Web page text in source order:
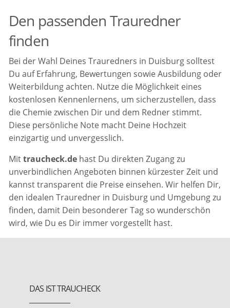
Den passenden Trauredner
finden
Bei der Wahl Deines Trauredners in Duisburg solltest
Du auf Erfahrung, Bewertungen sowie Ausbildung oder
Weiterbildung achten. Nutze die Möglichkeit eines
kostenlosen Kennenlernens, um sicherzustellen, dass
die Chemie zwischen Dir und dem Redner stimmt.
Diese persönliche Note macht Deine Hochzeit
einzigartig und unvergesslich.
Mittraucheck.de hast Du direkten Zugang zu
unverbindlichen Angeboten binnen kürzester Zeit und
kannst transparent die Preise einsehen. Wir helfen Dir,
den idealen Trauredner in Duisburg und Umgebung zu
finden, damit Dein besonderer Tag so wunderschön
wird, wie Du es Dir immer vorgestellt hast.
DAS IST TRAUCHECK